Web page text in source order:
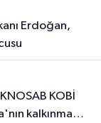
kalkınma